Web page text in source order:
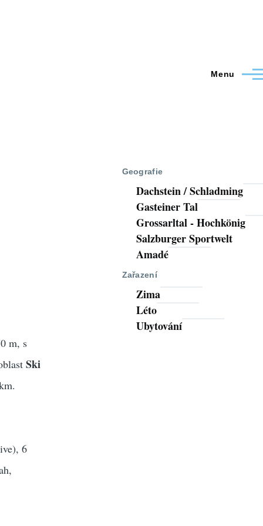
Menu
m, s
Ski
6
Geografie
Dachstein / Schladming
Gasteiner Tal
Grossarltal - Hochkönig
Salzburger Sportwelt
Amadé
Zařazení
Zima
Léto
Ubytování